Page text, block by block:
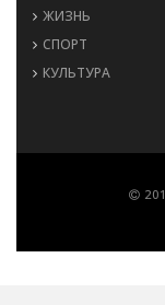
ЖИЗНЬ
СПОРТ
КУЛЬТУРА